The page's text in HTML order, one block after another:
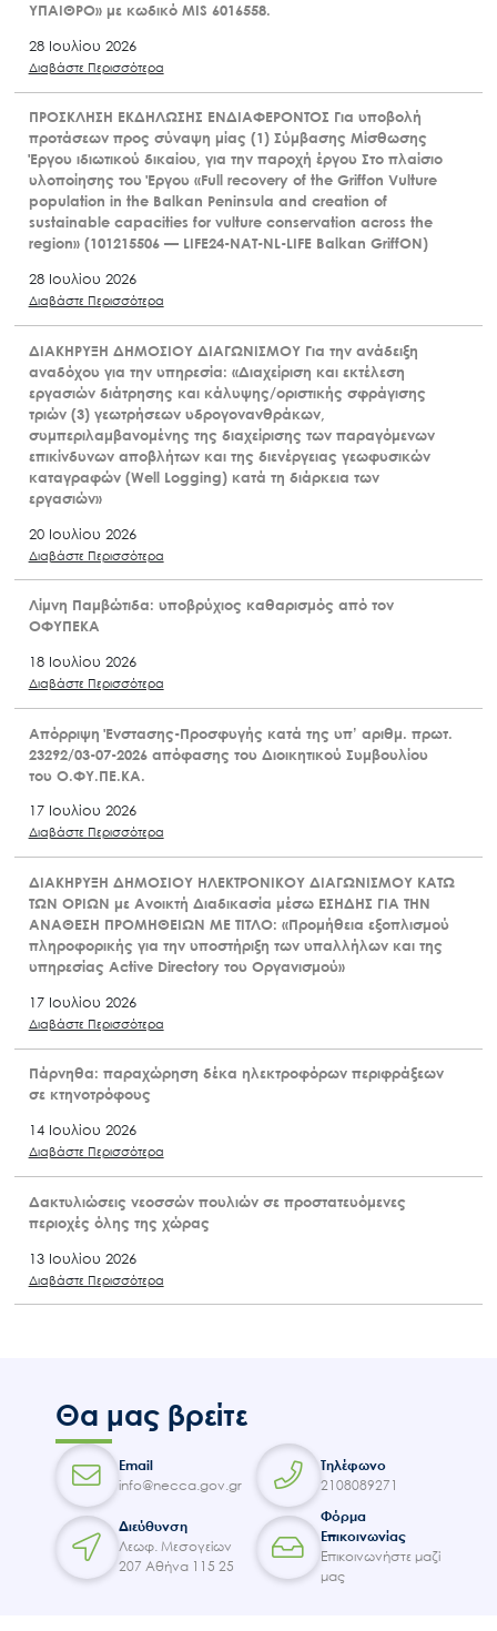
ΥΠΑΙΘΡΟ» με κωδικό MIS 6016558.
28 Ιουλίου 2026
Διαβάστε Περισσότερα
ΠΡΟΣΚΛΗΣΗ ΕΚΔΗΛΩΣΗΣ ΕΝΔΙΑΦΕΡΟΝΤΟΣ Για υποβολή
προτάσεων προς σύναψη μίας (1) Σύμβασης Μίσθωσης
Έργου ιδιωτικού δικαίου, για την παροχή έργου Στο πλαίσιο
υλοποίησης του Έργου «Full recovery of the Griffon Vulture
population in the Balkan Peninsula and creation of
sustainable capacities for vulture conservation across the
region» (101215506 — LIFE24-NAT-NL-LIFE Balkan GriffON)
28 Ιουλίου 2026
Διαβάστε Περισσότερα
ΔΙΑΚΗΡΥΞΗ ΔΗΜΟΣΙΟΥ ΔΙΑΓΩΝΙΣΜΟΥ Για την ανάδειξη
αναδόχου για την υπηρεσία: «Διαχείριση και εκτέλεση
εργασιών διάτρησης και κάλυψης/οριστικής σφράγισης
τριών (3) γεωτρήσεων υδρογονανθράκων,
συμπεριλαμβανομένης της διαχείρισης των παραγόμενων
επικίνδυνων αποβλήτων και της διενέργειας γεωφυσικών
καταγραφών (Well Logging) κατά τη διάρκεια των
εργασιών»
20 Ιουλίου 2026
Διαβάστε Περισσότερα
Λίμνη Παμβώτιδα: υποβρύχιος καθαρισμός από τον
ΟΦΥΠΕΚΑ
18 Ιουλίου 2026
Διαβάστε Περισσότερα
Απόρριψη Ένστασης-Προσφυγής κατά της υπ’ αριθμ. πρωτ.
23292/03-07-2026 απόφασης του Διοικητικού Συμβουλίου
του Ο.ΦΥ.ΠΕ.ΚΑ.
17 Ιουλίου 2026
Διαβάστε Περισσότερα
ΔΙΑΚΗΡΥΞΗ ΔΗΜΟΣΙΟΥ ΗΛΕΚΤΡΟΝΙΚΟΥ ΔΙΑΓΩΝΙΣΜΟΥ ΚΑΤΩ
ΤΩΝ ΟΡΙΩΝ με Ανοικτή Διαδικασία μέσω ΕΣΗΔΗΣ ΓΙΑ ΤΗΝ
ΑΝΑΘΕΣΗ ΠΡΟΜΗΘΕΙΩΝ ΜΕ ΤΙΤΛΟ: «Προμήθεια εξοπλισμού
πληροφορικής για την υποστήριξη των υπαλλήλων και της
υπηρεσίας Active Directory του Οργανισμού»
17 Ιουλίου 2026
Διαβάστε Περισσότερα
Πάρνηθα: παραχώρηση δέκα ηλεκτροφόρων περιφράξεων
σε κτηνοτρόφους
14 Ιουλίου 2026
Διαβάστε Περισσότερα
Δακτυλιώσεις νεοσσών πουλιών σε προστατευόμενες
περιοχές όλης της χώρας
13 Ιουλίου 2026
Διαβάστε Περισσότερα
Θα μας βρείτε
Email
info@necca.gov.gr
Τηλέφωνο
2108089271
Διεύθυνση
Λεωφ. Μεσογείων
207 Αθήνα 115 25
Φόρμα
Επικοινωνίας
Επικοινωνήστε μαζί
μας